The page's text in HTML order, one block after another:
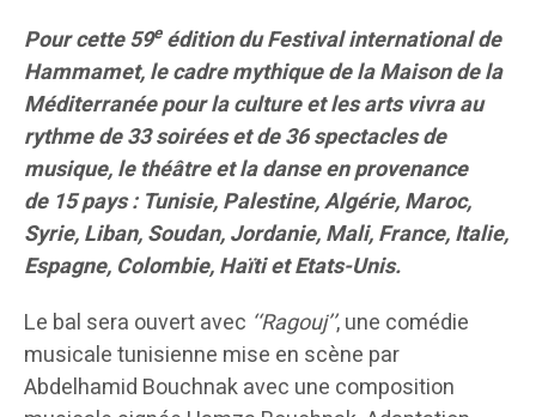
Pour cette 59eédition du Festival international de
Hammamet, le cadre mythique de la Maison de la
Méditerranée pour la culture et les arts vivra au
rythme de 33 soirées et de 36 spectacles de
musique, le théâtre et la danse en provenance
de 15 pays : Tunisie, Palestine, Algérie, Maroc,
Syrie, Liban, Soudan, Jordanie, Mali, France, Italie,
Espagne, Colombie, Haïti et Etats-Unis.
Le bal sera ouvert avec ‘‘Ragouj’’, une comédie
musicale tunisienne mise en scène par
Abdelhamid Bouchnak avec une composition